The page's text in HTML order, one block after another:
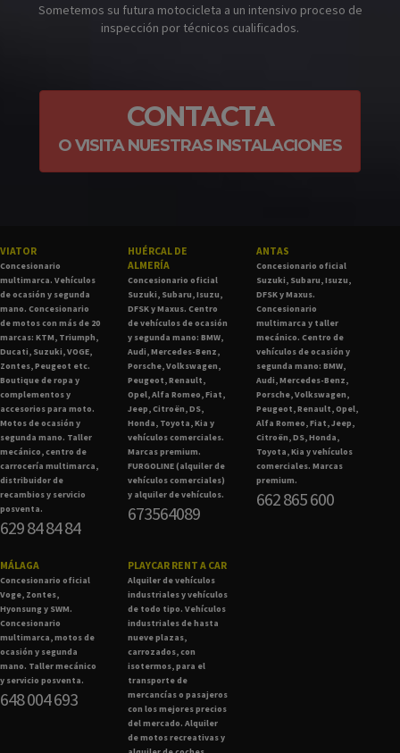
Sometemos su futura motocicleta a un intensivo proceso de
inspección por técnicos cualificados.
CONTACTA
O VISITA NUESTRAS INSTALACIONES
VIATOR
Concesionario
multimarca. Vehículos
de ocasión y segunda
mano. Concesionario
de motos con más de 20
marcas: KTM, Triumph,
Ducati, Suzuki, VOGE,
Zontes, Peugeot etc.
Boutique de ropa y
complementos y
accesorios para moto.
Motos de ocasión y
segunda mano. Taller
mecánico, centro de
carrocería multimarca,
distribuidor de
recambios y servicio
posventa.
629 84 84 84
HUÉRCAL DE
ALMERÍA
Concesionario oficial
Suzuki, Subaru, Isuzu,
DFSK y Maxus. Centro
de vehículos de ocasión
y segunda mano: BMW,
Audi, Mercedes-Benz,
Porsche, Volkswagen,
Peugeot, Renault,
Opel, Alfa Romeo, Fiat,
Jeep, Citroën, DS,
Honda, Toyota, Kia y
vehículos comerciales.
Marcas premium.
FURGOLINE (alquiler de
vehículos comerciales)
y alquiler de vehículos.
673564089
ANTAS
Concesionario oficial
Suzuki, Subaru, Isuzu,
DFSK y Maxus.
Concesionario
multimarca y taller
mecánico. Centro de
vehículos de ocasión y
segunda mano: BMW,
Audi, Mercedes-Benz,
Porsche, Volkswagen,
Peugeot, Renault, Opel,
Alfa Romeo, Fiat, Jeep,
Citroën, DS, Honda,
Toyota, Kia y vehículos
comerciales. Marcas
premium.
662 865 600
MÁLAGA
Concesionario oficial
Voge, Zontes,
Hyonsung y SWM.
Concesionario
multimarca, motos de
ocasión y segunda
mano. Taller mecánico
y servicio posventa.
648 004 693
PLAYCAR RENT A CAR
Alquiler de vehículos
industriales y vehículos
de todo tipo. Vehículos
industriales de hasta
nueve plazas,
carrozados, con
isotermos, para el
transporte de
mercancías o pasajeros
con los mejores precios
del mercado. Alquiler
de motos recreativas y